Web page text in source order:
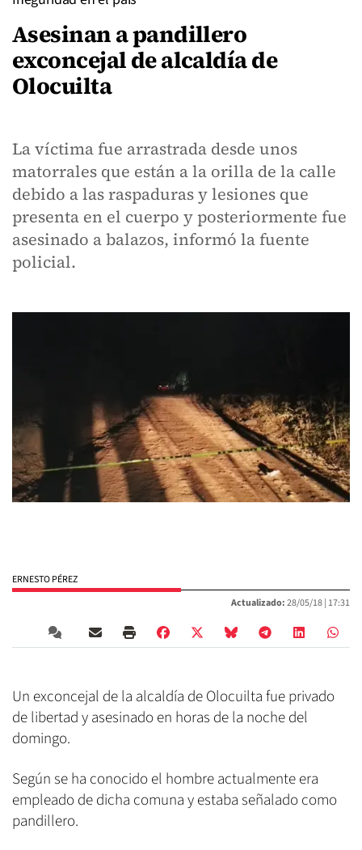
Asesinan a pandillero
exconcejal de alcaldía de
Olocuilta
La víctima fue arrastrada desde unos
matorrales que están a la orilla de la calle
debido a las raspaduras y lesiones que
presenta en el cuerpo y posteriormente fue
asesinado a balazos, informó la fuente
policial.
ERNESTO PÉREZ
Actualizado:28/05/18 | 17:31
Un exconcejal de la alcaldía de Olocuilta fue privado
de libertad y asesinado en horas de la noche del
domingo.
Según se ha conocido el hombre actualmente era
empleado de dicha comuna y estaba señalado como
pandillero.